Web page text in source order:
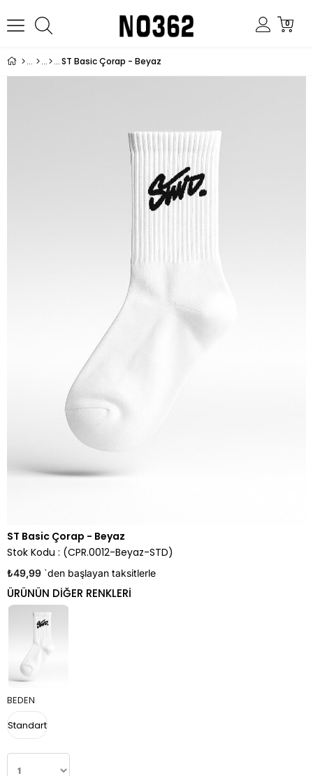
0
ST Basic Çorap - Beyaz
ST Basic Çorap - Beyaz
Stok Kodu
(CPR.0012-Beyaz-STD)
₺49,99 `den başlayan taksitlerle
BEDEN
Standart